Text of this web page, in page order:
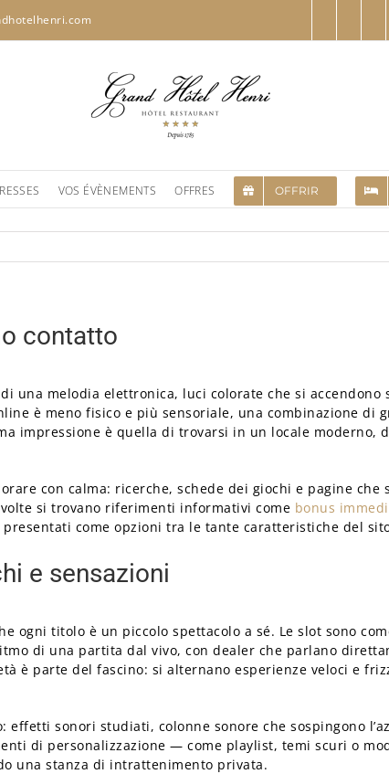
VOS ÉVÈNEMENTS OFFRES OFFRIR
contatto
una melodia elettronica, luci colorate che si accendono
è meno fisico e più sensoriale, una combinazione
impressione è quella di trovarsi in un locale moderno,
con calma: ricerche, schede dei giochi e pagine che
si trovano riferimenti informativi come bonus
come opzioni tra le tante caratteristiche del
e sensazioni
ogni titolo è un piccolo spettacolo a sé. Le slot sono
di una partita dal vivo, con dealer che parlano
è parte del fascino: si alternano esperienze veloci e
effetti sonori studiati, colonne sonore che sospingono
di personalizzazione — come playlist, temi scuri o
una stanza di intrattenimento privata.